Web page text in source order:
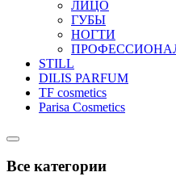
ЛИЦО
ГУБЫ
НОГТИ
STILL
DILIS PARFUM
TF cosmetics
Parisa Cosmetics
Catalog
Все категории